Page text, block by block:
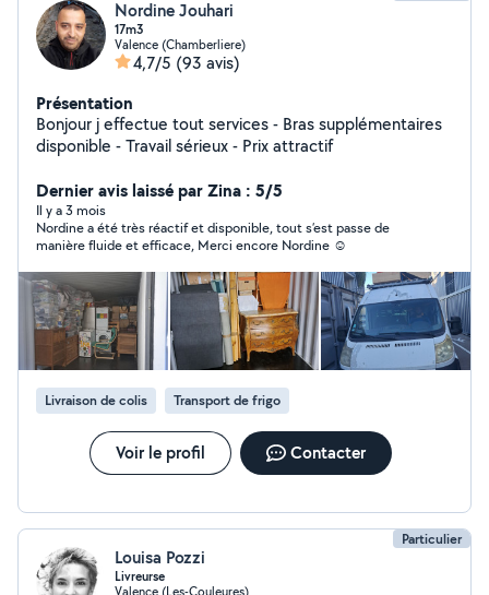
Nordine Jouhari
17m3
Valence (Chamberliere)
4,7/5 (93 avis)
Présentation
Bonjour j effectue tout services - Bras supplémentaires
disponible - Travail sérieux - Prix attractif
Dernier avis laissé par Zina : 5/5
Il y a 3 mois
Nordine a été très réactif et disponible, tout s’est passe de
manière fluide et efficace, Merci encore Nordine ☺️
Livraison de colis Transport de frigo
Voir le profil Contacter
Particulier
Louisa Pozzi
Livreurse
Valence (Les-Couleures)